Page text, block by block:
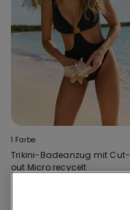
1 Farbe
Trikini-Badeanzug mit Cut-
out Micro recycelt